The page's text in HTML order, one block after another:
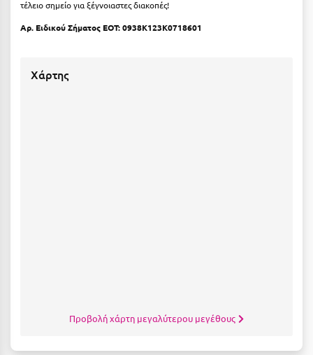
Πόρος
Πόρτο Χέλι
Σάμος
τέλειο σημείο για ξέγνοιαστες διακοπές!
Αρ. Ειδικού Σήματος ΕΟΤ: 0938Κ123Κ0718601
Χάρτης
Προβολή χάρτη μεγαλύτερου μεγέθους